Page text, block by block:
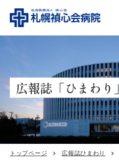
広報誌「ひまわり」
トップページ 広報誌ひまわり